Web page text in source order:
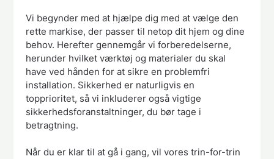
Vi begynder med at hjælpe dig med at vælge den
rette markise, der passer til netop dit hjem og dine
behov. Herefter gennemgår vi forberedelserne,
herunder hvilket værktøj og materialer du skal
have ved hånden for at sikre en problemfri
installation. Sikkerhed er naturligvis en
topprioritet, så vi inkluderer også vigtige
sikkerhedsforanstaltninger, du bør tage i
betragtning.
Når du er klar til at gå i gang, vil vores trin-for-trin